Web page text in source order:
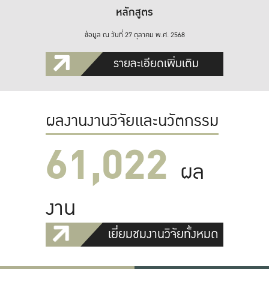
หลักสูตร
ข้อมูล ณ วันที่ 27 ตุลาคม พ.ศ. 2568
รายละเอียดเพิ่มเติม
ผลงานงานวิจัยและนวัตกรรม
61,022 ผล
งาน
เยี่ยมชมงานวิจัยทั้งหมด